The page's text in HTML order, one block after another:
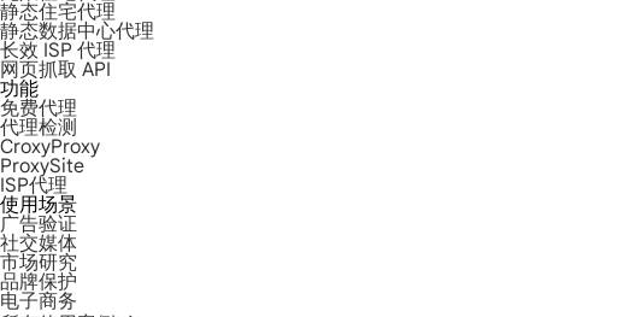
静态住宅代理
静态数据中心代理
长效 ISP 代理
网页抓取 API
功能
免费代理
代理检测
CroxyProxy
ProxySite
ISP代理
使用场景
广告验证
社交媒体
市场研究
品牌保护
电子商务